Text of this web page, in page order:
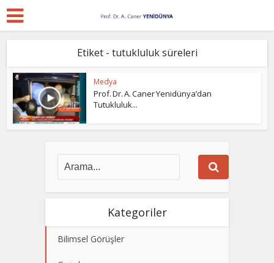
Etiket - tutukluluk süreleri
Medya
Prof. Dr. A. Caner Yenidünya’dan
Tutukluluk...
Kategoriler
Bilimsel Görüşler